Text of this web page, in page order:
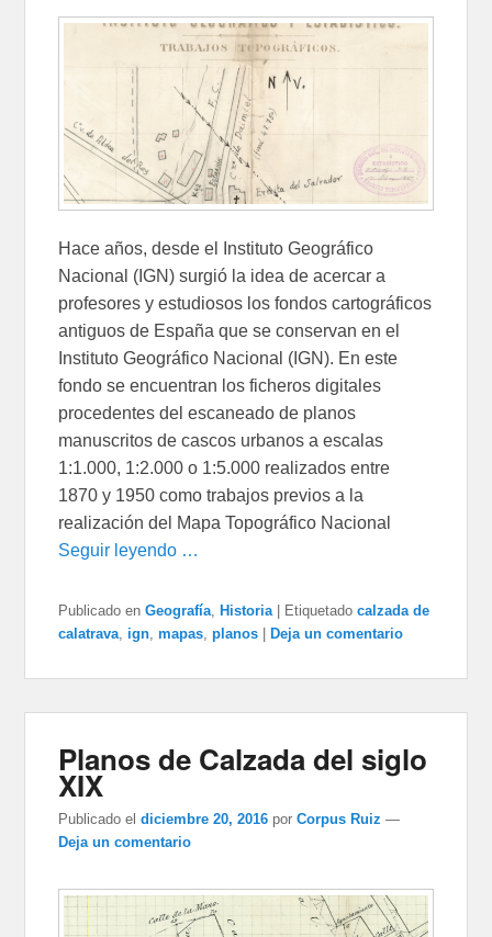
Hace años, desde el Instituto Geográfico
Nacional (IGN) surgió la idea de acercar a
profesores y estudiosos los fondos cartográficos
antiguos de España que se conservan en el
Instituto Geográfico Nacional (IGN). En este
fondo se encuentran los ficheros digitales
procedentes del escaneado de planos
manuscritos de cascos urbanos a escalas
1:1.000, 1:2.000 o 1:5.000 realizados entre
1870 y 1950 como trabajos previos a la
realización del Mapa Topográfico Nacional
Seguir leyendo …
Publicado en Geografía, Historia Etiquetado calzada de
calatrava, ign,mapas,planos Deja un comentario
Planos de Calzada del siglo
XIX
Publicado el diciembre 20, 2016 porCorpus Ruiz —
Deja un comentario